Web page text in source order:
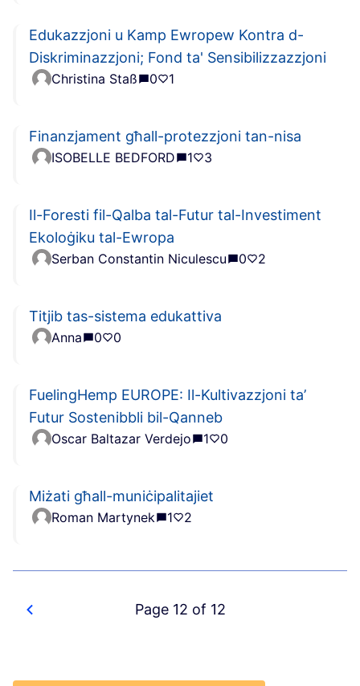
Edukazzjoni u Kamp Ewropew Kontra d-
Diskriminazzjoni; Fond ta' Sensibilizzazzjoni
Christina Staß 0 1
Finanzjament għall-protezzjoni tan-nisa
ISOBELLE BEDFORD 1 3
Il-Foresti fil-Qalba tal-Futur tal-Investiment
Ekoloġiku tal-Ewropa
Serban Constantin Niculescu 0 2
Titjib tas-sistema edukattiva
Anna 0 0
FuelingHemp EUROPE: Il-Kultivazzjoni ta’
Futur Sostenibbli bil-Qanneb
Oscar Baltazar Verdejo 1 0
Miżati għall-muniċipalitajiet
Roman Martynek 1 2
Page 12 of 12